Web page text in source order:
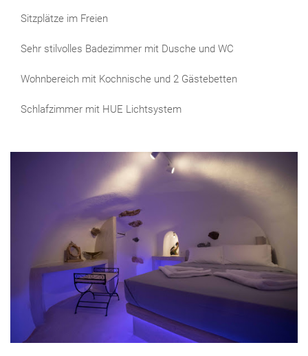
Sitzplätze im Freien
Sehr stilvolles Badezimmer mit Dusche und WC
Wohnbereich mit Kochnische und 2 Gästebetten
Schlafzimmer mit HUE Lichtsystem